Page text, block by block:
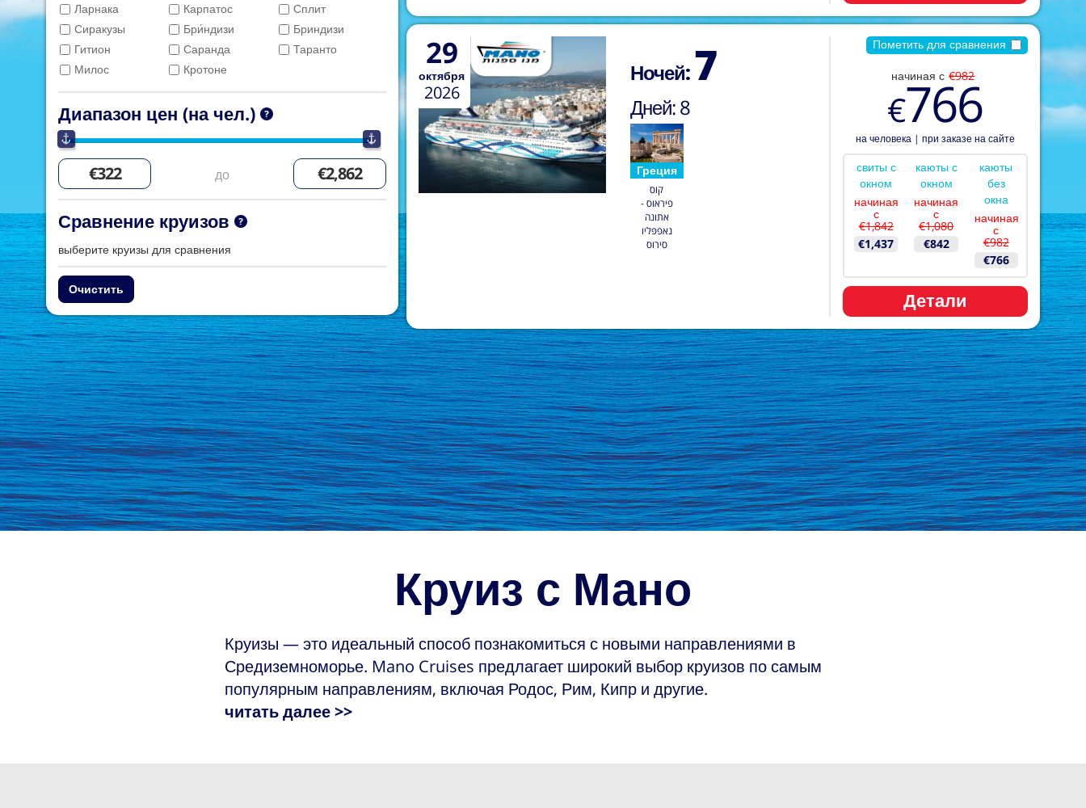
Ларнака
Карпатос
Сплит
Сиракузы
Бри́ндизи
Бриндизи
Гитион
Саранда
Таранто
Милос
Кротоне
Диапазон цен (на чел.)
до
Сравнение круизов
выберите круизы для сравнения
Очистить
Пометить для сравнения
начиная с €982
€766
на человека| при заказе на сайте
каюты
без
окна
начиная
с
€982
€766
каюты с
окном
начиная
с
€1,080
€842
свиты с
окном
начиная
с
€1,842
€1,437
Детали
Ночей:7
Дней:8
Греция
קוס
פיראוס -
אתונה
נאפפּליו
סירוס
29
октября
2026
Круиз с Мано
Круизы — это идеальный способ познакомиться с новыми направлениями в
Средиземноморье. Mano Cruises предлагает широкий выбор круизов по самым
популярным направлениям, включая Родос, Рим, Кипр и другие.
читать далее >>